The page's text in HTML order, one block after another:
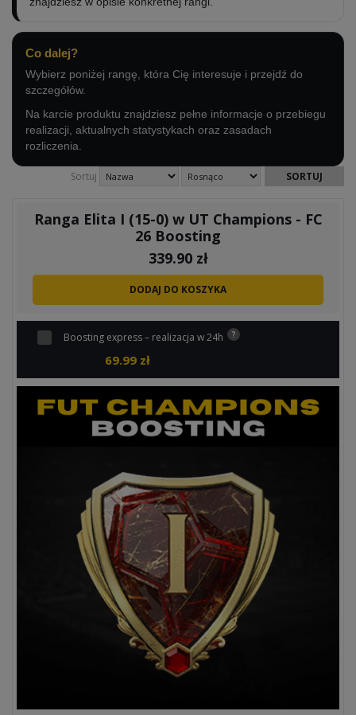
Co dalej?
Wybierz poniżej rangę, która Cię interesuje i przejdź do
szczegółów.
Na karcie produktu znajdziesz pełne informacje o przebiegu
realizacji, aktualnych statystykach oraz zasadach
rozliczenia.
Sortuj
Ranga Elita I (15-0) w UT Champions - FC
26 Boosting
339.90zł
DODAJ DO KOSZYKA
Boosting express – realizacja w 24h
69.99 zł